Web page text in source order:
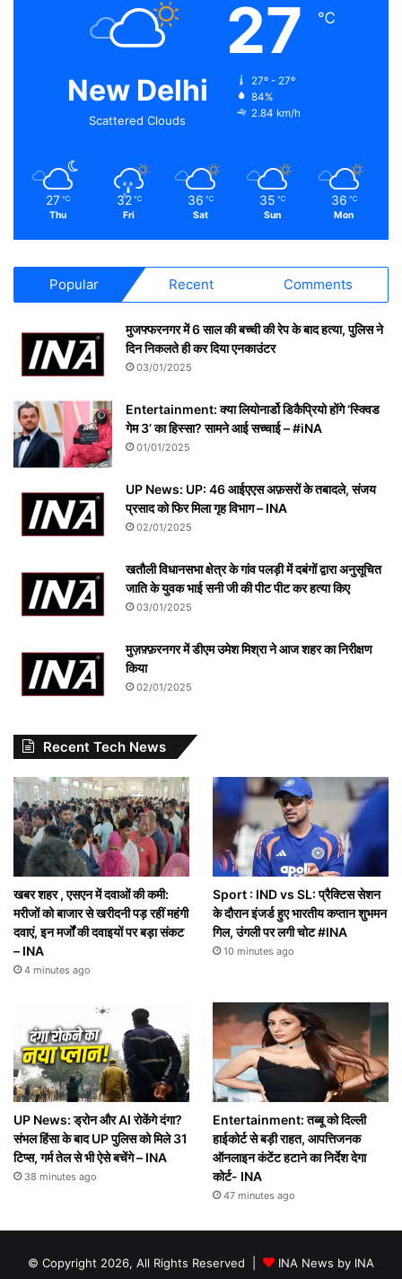
New Delhi
Scattered Clouds
27 ℃
27º - 27º
84%
2.84 km/h
27 ℃
Thu
32 ℃
Fri
36 ℃
Sat
35 ℃
Sun
36 ℃
Mon
Popular Recent Comments
मुजफ्फरनगर में 6 साल की बच्ची की रेप के बाद हत्या, पुलिस ने
दिन निकलते ही कर दिया एनकाउंटर
03/01/2025
Entertainment: क्या लियोनार्डो डिकैप्रियो होंगे ‘स्क्विड
गेम 3’ का हिस्सा? सामने आई सच्चाई – #iNA
01/01/2025
UP News: UP: 46 आईएएस अफ़सरों के तबादले, संजय
प्रसाद को फिर मिला गृह विभाग – INA
02/01/2025
खतौली विधानसभा क्षेत्र के गांव पलड़ी में दबंगों द्वारा अनुसूचित
जाति के युवक भाई सनी जी की पीट पीट कर हत्या किए
03/01/2025
मुज़फ़्फ़रनगर में डीएम उमेश मिश्रा ने आज शहर का निरीक्षण
किया
02/01/2025
Recent Tech News
खबर शहर , एसएन में दवाओं की कमी:
मरीजों को बाजार से खरीदनी पड़ रहीं महंगी
दवाएं, इन मर्जों की दवाइयों पर बड़ा संकट
– INA
4 minutes ago
Sport : IND vs SL: प्रैक्टिस सेशन
के दौरान इंजर्ड हुए भारतीय कप्तान शुभमन
गिल, उंगली पर लगी चोट #INA
10 minutes ago
UP News: ड्रोन और AI रोकेंगे दंगा?
संभल हिंसा के बाद UP पुलिस को मिले 31
टिप्स, गर्म तेल से भी ऐसे बचेंगे – INA
38 minutes ago
Entertainment: तब्बू को दिल्ली
हाईकोर्ट से बड़ी राहत, आपत्तिजनक
ऑनलाइन कंटेंट हटाने का निर्देश देगा
कोर्ट- INA
47 minutes ago
© Copyright 2026, All Rights Reserved | INA News by INA